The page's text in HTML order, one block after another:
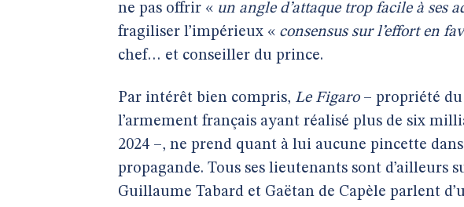
ne pas offrir « un angle d’attaque trop facile à ses
fragiliser l’impérieux « consensus sur l’effort en
chef… et conseiller du prince.
Par intérêt bien compris, Le Figaro– propriété du
l’armement français ayant réalisé plus de six
2024 –, ne prend quant à lui aucune pincette
propagande. Tous ses lieutenants sont d’ailleurs
Guillaume Tabard et Gaëtan de Capèle parlent